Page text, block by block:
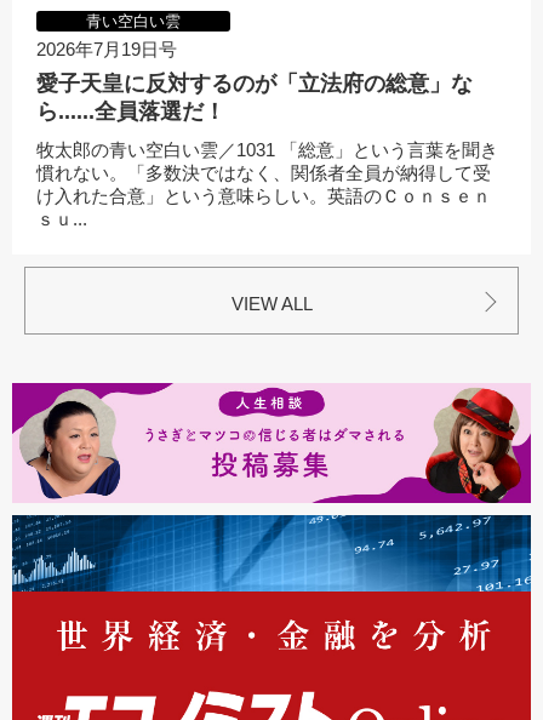
青い空白い雲
2026年7月19日号
愛子天皇に反対するのが「立法府の総意」な
ら......全員落選だ！
牧太郎の青い空白い雲／1031 「総意」という言葉を聞き
慣れない。「多数決ではなく、関係者全員が納得して受
け入れた合意」という意味らしい。英語のＣｏｎｓｅｎ
ｓｕ...
VIEW ALL